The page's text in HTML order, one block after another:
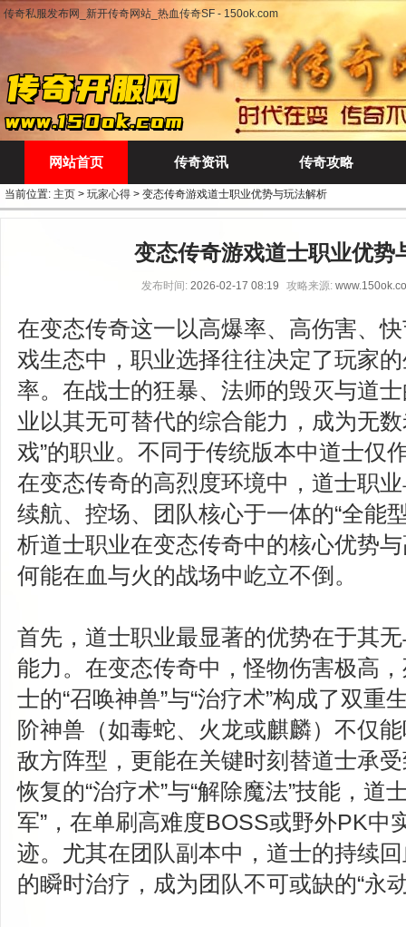
传奇私服发布网_新开传奇网站_热血传奇SF - 150ok.com
网站首页 传奇资讯 传奇攻略
当前位置: 主页 > 玩家心得 > 变态传奇游戏道士职业优势与玩法解析
变态传奇游戏道士职业优势
发布时间: 2026-02-17 08:19 攻略来源:
在变态传奇这一以高爆率、高伤害、
戏生态中，职业选择往往决定了玩家
率。在战士的狂暴、法师的毁灭与道
业以其无可替代的综合能力，成为无
戏”的职业。不同于传统版本中道士仅
在变态传奇的高烈度环境中，道士职
续航、控场、团队核心于一体的“全能
析道士职业在变态传奇中的核心优势
何能在血与火的战场中屹立不倒。
首先，道士职业最显著的优势在于其
能力。在变态传奇中，怪物伤害极高
士的“召唤神兽”与“治疗术”构成了双重
阶神兽（如毒蛇、火龙或麒麟）不仅
敌方阵型，更能在关键时刻替道士承
恢复的“治疗术”与“解除魔法”技能，道
军”，在单刷高难度BOSS或野外PK中
迹。尤其在团队副本中，道士的持续
的瞬时治疗，成为团队不可或缺的“永